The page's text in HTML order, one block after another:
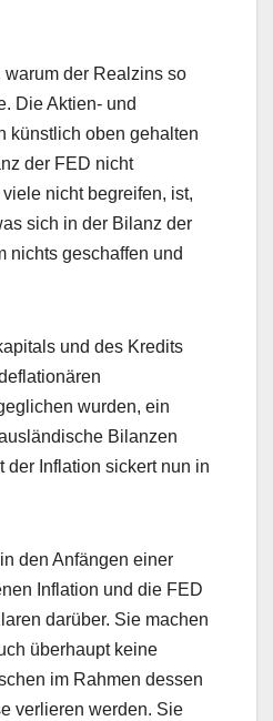
der Realzins so
Die Aktien- und
künstlich oben gehalten
der FED nicht
nicht begreifen, ist,
sich in der Bilanz der
nichts geschaffen und
und des Kredits
wurden, ein
Bilanzen
der Inflation sickert nun in
den Anfängen einer
Inflation und die FED
darüber. Sie machen
überhaupt keine
im Rahmen dessen
verlieren werden. Sie